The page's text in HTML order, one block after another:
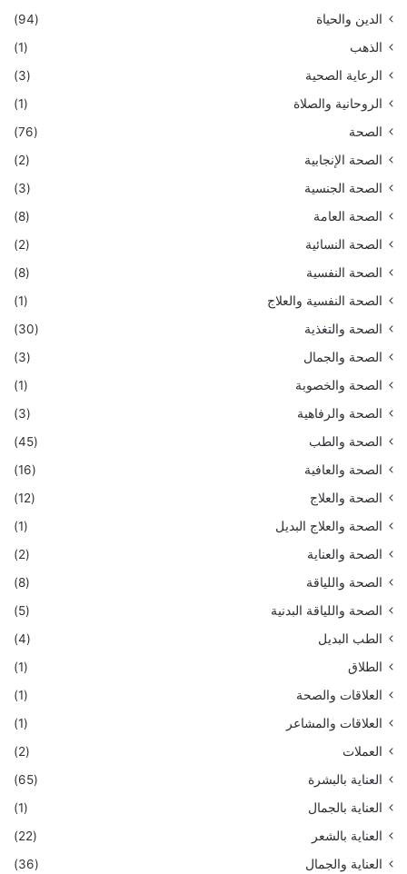
الدين والحياة
(94)
الذهب
(1)
الرعاية الصحية
(3)
الروحانية والصلاة
(1)
الصحة
(76)
الصحة الإنجابية
(2)
الصحة الجنسية
(3)
الصحة العامة
(8)
الصحة النسائية
(2)
الصحة النفسية
(8)
الصحة النفسية والعلاج
(1)
الصحة والتغذية
(30)
الصحة والجمال
(3)
الصحة والخصوبة
(1)
الصحة والرفاهية
(3)
الصحة والطب
(45)
الصحة والعافية
(16)
الصحة والعلاج
(12)
الصحة والعلاج البديل
(1)
الصحة والعناية
(2)
الصحة واللياقة
(8)
الصحة واللياقة البدنية
(5)
الطب البديل
(4)
الطلاق
(1)
العلاقات والصحة
(1)
العلاقات والمشاعر
(1)
العملات
(2)
العناية بالبشرة
(65)
العناية بالجمال
(1)
العناية بالشعر
(22)
العناية والجمال
(36)